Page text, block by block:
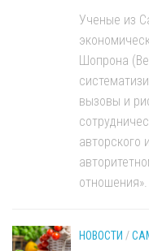
Ученые из
Шопрона
вызовы и
авторского
НОВОСТИ /